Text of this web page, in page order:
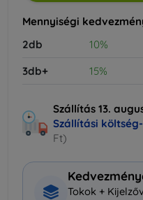
Mennyiségi
2db
10%
3db+
15%
Szállítás 13.
Szállítási
Ft)
Tokok +